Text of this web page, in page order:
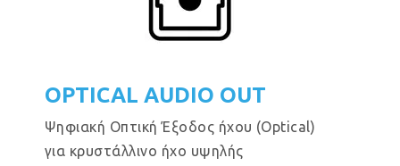
OPTICAL AUDIO OUT
Ψηφιακή Οπτική Έξοδος ήχου (Optical)
για κρυστάλλινο ήχο υψηλής